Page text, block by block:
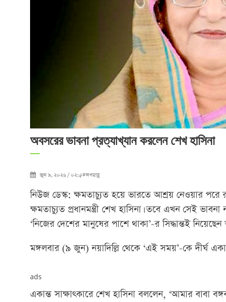
অবসরের ভাবনা প্রত্যাখ্যান করলেন শেখ হাসিনা
জুন ৯, ২০২৬ / ০২:৫৪অপরাহ্ণ
নিউজ ডেস্ক: ক্ষমতাচ্যুত হয়ে ভারতে আশ্রয় নেওয়ার
ক্ষমতাচ্যুত প্রধানমন্ত্রী শেখ হাসিনা। তবে এখন সেই ভাবনা
‘নিজের দেশের মানুষের পাশে থাকা’-র সিদ্ধান্তই
মঙ্গলবার (৯ জুন) নয়াদিল্লি থেকে ‘এই সময়’-কে দীর্ঘ
ads
একান্ত সাক্ষাৎকারে শেখ হাসিনা বললেন, ‘আমার বাবা